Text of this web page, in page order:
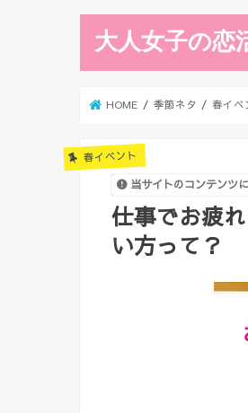
大人女子の
HOME 季節ネタ 春イベ
春イベント
当サイトのコンテンツ
仕事でお疲
い方って？